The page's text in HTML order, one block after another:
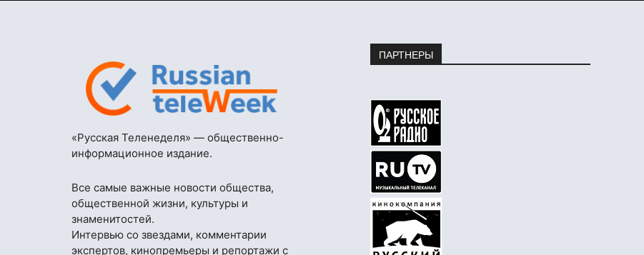
«Русская Теленеделя» — общественно-
информационное издание.
Все самые важные новости общества,
общественной жизни, культуры и
знаменитостей.
Интервью со звездами, комментарии
экспертов, кинопремьеры и репортажи с
ПАРТНЕРЫ